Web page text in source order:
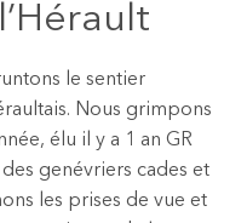
le sentier
Nous grimpons
élu il y a 1 an GR
genévriers cades et
les prises de vue et